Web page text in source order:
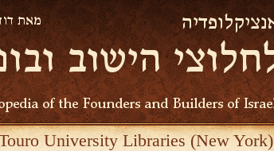
University Libraries (New York)